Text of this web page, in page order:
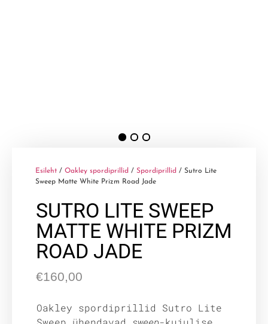
Esileht / Oakley spordiprillid / Spordiprillid / Sutro Lite
Sweep Matte White Prizm Road Jade
SUTRO LITE SWEEP
MATTE WHITE PRIZM
ROAD JADE
€160,00
Oakley spordiprillid Sutro Lite